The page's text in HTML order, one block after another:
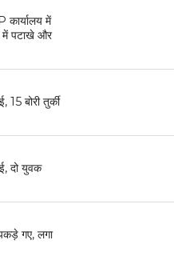
कार्यालय में
में पटाखे और
15 बोरी तुर्की
दो युवक
गए, लगा